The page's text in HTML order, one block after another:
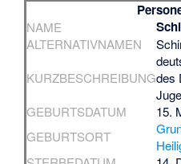
NAME
ALTERNATIVNAMEN
KURZBESCHREIBUNGdes
GEBURTSDATUM
15.
GEBURTSORT